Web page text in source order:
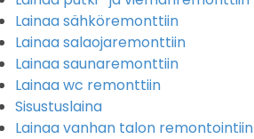
Lainaa sähköremonttiin
Lainaa salaojaremonttiin
Lainaa saunaremonttiin
Lainaa wc remonttiin
Sisustuslaina
Lainaa vanhan talon remontointiin